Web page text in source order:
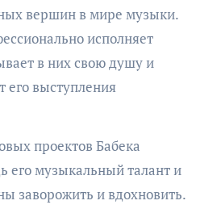
вершин в мире музыки.
исполняет
в них свою душу и
его выступления
проектов Бабека
его музыкальный талант и
заворожить и вдохновить.